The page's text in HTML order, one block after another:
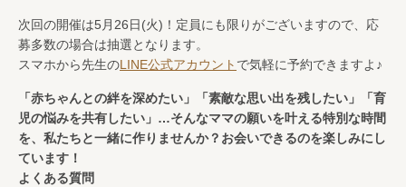
次回の開催は5月26日(火)！定員にも限りがございますので、応
募多数の場合は抽選となります。
スマホから先生のLINE公式アカウント で気軽に予約できますよ♪
「赤ちゃんとの絆を深めたい」「素敵な思い出を残したい」「育
児の悩みを共有したい」…そんなママの願いを叶える特別な時間
を、私たちと一緒に作りませんか？お会いできるのを楽しみにし
ています！
よくある質問